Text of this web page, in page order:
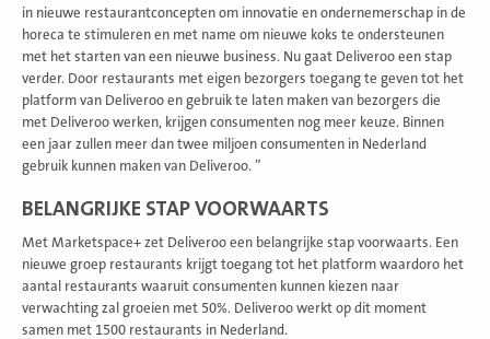
in nieuwe restaurantconcepten om innovatie en ondernemerschap in de
horeca te stimuleren en met name om nieuwe koks te ondersteunen
met het starten van een nieuwe business. Nu gaat Deliveroo een stap
verder. Door restaurants met eigen bezorgers toegang te geven tot het
platform van Deliveroo en gebruik te laten maken van bezorgers die
met Deliveroo werken, krijgen consumenten nog meer keuze. Binnen
een jaar zullen meer dan twee miljoen consumenten in Nederland
gebruik kunnen maken van Deliveroo. ”
BELANGRIJKE STAP VOORWAARTS
Met Marketspace+ zet Deliveroo een belangrijke stap voorwaarts. Een
nieuwe groep restaurants krijgt toegang tot het platform waardoro het
aantal restaurants waaruit consumenten kunnen kiezen naar
verwachting zal groeien met 50%. Deliveroo werkt op dit moment
samen met 1500 restaurants in Nederland.